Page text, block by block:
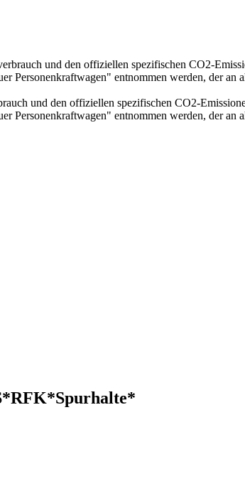
und den offiziellen spezifischen CO2-
Personenkraftwagen" entnommen werden, der
und den offiziellen spezifischen CO2-
Personenkraftwagen" entnommen werden, der